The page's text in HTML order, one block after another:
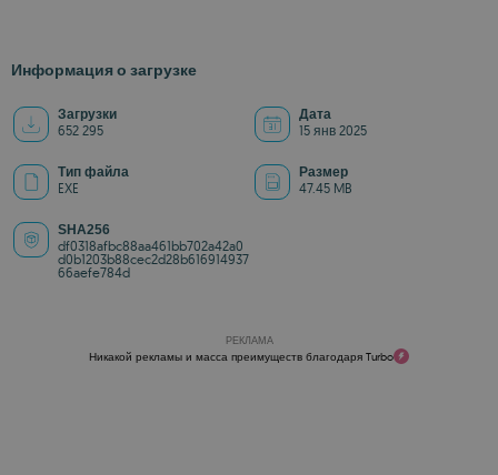
Информация о загрузке
Загрузки
652 295
Дата
15 янв 2025
Тип файла
EXE
Размер
47.45 MB
SHA256
df0318afbc88aa461bb702a42a0
d0b1203b88cec2d28b616914937
66aefe784d
РЕКЛАМА
Никакой рекламы и масса преимуществ благодаря Turbo